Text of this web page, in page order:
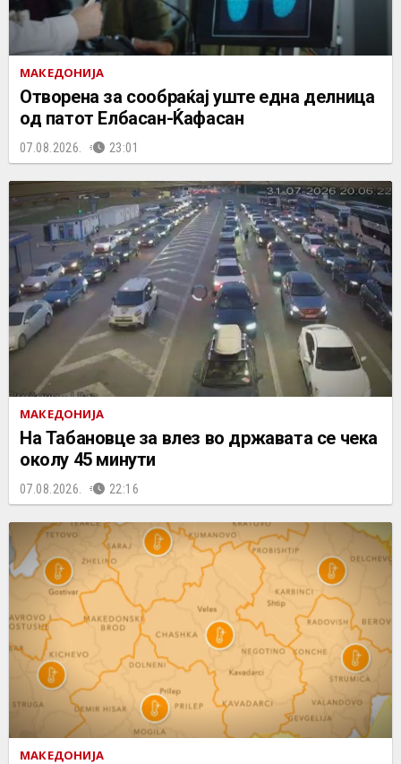
МАКЕДОНИЈА
Отворена за сообраќај уште една делница
од патот Елбасан-Ќафасан
07.08.2026. 23:01
МАКЕДОНИЈА
На Табановце за влез во државата се чека
околу 45 минути
07.08.2026. 22:16
МАКЕДОНИЈА